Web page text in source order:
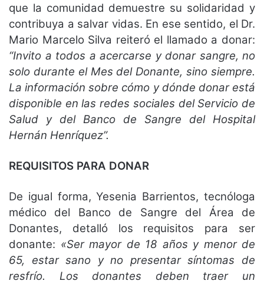
que la comunidad demuestre su solidaridad y
contribuya a salvar vidas. En ese sentido, el Dr.
Mario Marcelo Silva reiteró el llamado a donar:
“Invito a todos a acercarse y donar sangre, no
solo durante el Mes del Donante, sino siempre.
La información sobre cómo y dónde donar está
disponible en las redes sociales del Servicio de
Salud y del Banco de Sangre del Hospital
Hernán Henríquez”.
REQUISITOS PARA DONAR
De igual forma, Yesenia Barrientos, tecnóloga
médico del Banco de Sangre del Área de
Donantes, detalló los requisitos para ser
donante: «Ser mayor de 18 años y menor de
65, estar sano y no presentar síntomas de
resfrío. Los donantes deben traer un